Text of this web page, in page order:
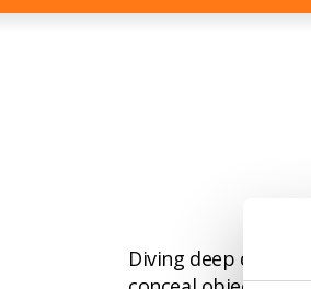
Diving deep down